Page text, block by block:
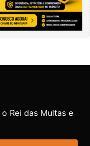
Rei das Multas e